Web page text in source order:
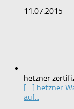
11.07.2015
[…] hetzner
auf...